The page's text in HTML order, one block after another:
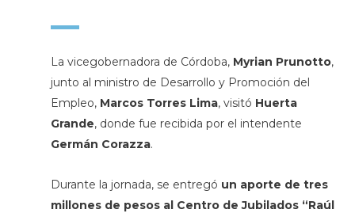
La vicegobernadora de Córdoba,Myrian Prunotto,
junto al ministro de Desarrollo y Promoción del
Empleo,Marcos Torres Lima, visitó Huerta
Grande, donde fue recibida por el intendente
Germán Corazza.
Durante la jornada, se entregó un aporte de tres
millones de pesos al Centro de Jubilados “Raúl